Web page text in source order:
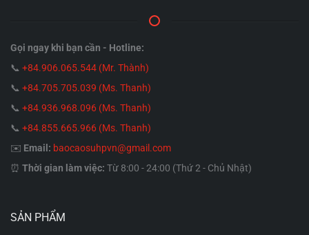
Bao cao su Durex Comfort
thoải mái cho anhsử dụng.
Bao cao su Okamoto Skinless Skin
mang lại cảm giác tự nhiên.
Bao cao su Sagami Original 0.02
0.02mm, như làn da thứ hai.
Chúng ta
Gọi ngay khi bạn cần - Hotline:
📞 +84.906.065.544 (Mr. Thành)
📞 +84.705.705.039 (Ms. Thanh)
📞 +84.936.968.096 (Ms. Thanh)
📞 +84.855.665.966 (Ms. Thanh)
✉️ Email: baocaosuhpvn@gmail.com
⏰ Thời gian làm việc: Từ 8:00 - 24:00 (Thứ 2 - Chủ Nhật)
SẢN PHẨM